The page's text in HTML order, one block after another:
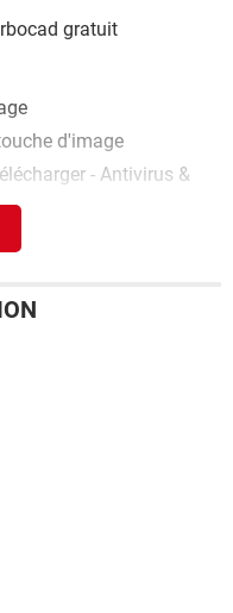
gratuit
d'image
- Antivirus &
fonctionnel sous